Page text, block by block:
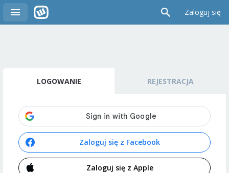
Zaloguj się
LOGOWANIE REJESTRACJA
Zaloguj się z Facebook
Zaloguj się z Apple